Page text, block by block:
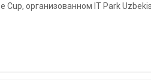
организованном IT Park